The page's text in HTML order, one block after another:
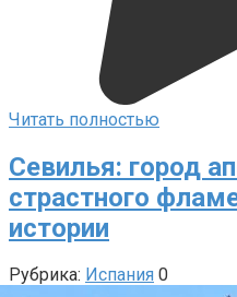
Читать полностью
Севилья: город
страстного
истории
Рубрика: Испания 0